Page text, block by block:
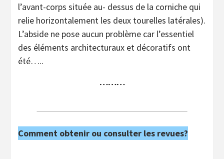
l’avant-corps située au- dessus de la corniche qui
relie horizontalement les deux tourelles latérales).
L’abside ne pose aucun problème car l’essentiel
des éléments architecturaux et décoratifs ont
été…..
………
Comment obtenir ou consulter les revues?